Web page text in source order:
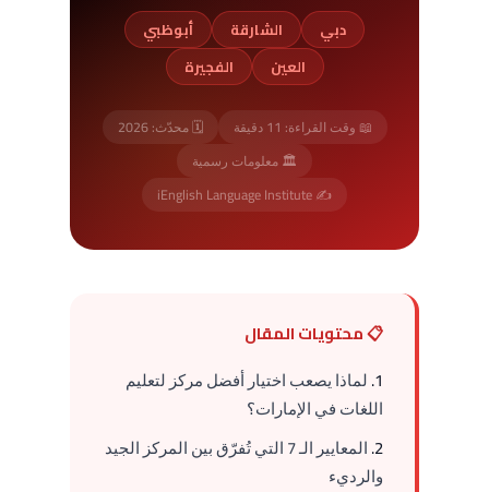
دبي الشارقة
أبوظبي
العين
الفجيرة
📖 وقت القراءة: 11 دقيقة
🗓️ محدّث: 2026
🏛️ معلومات رسمية
✍️ iEnglish Language Institute
📋 محتويات المقال
لماذا يصعب اختيار أفضل مركز لتعليم
اللغات في الإمارات؟
المعايير الـ 7 التي تُفرّق بين المركز الجيد
والرديء